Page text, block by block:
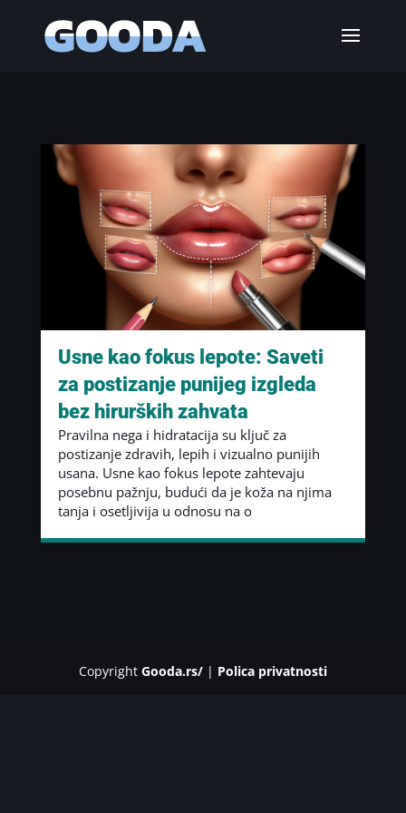
Usne kao fokus lepote: Saveti
za postizanje punijeg izgleda
bez hirurških zahvata
Pravilna nega i hidratacija su ključ za
postizanje zdravih, lepih i vizualno punijih
usana. Usne kao fokus lepote zahtevaju
posebnu pažnju, budući da je koža na njima
tanja i osetljivija u odnosu na o
Copyright Gooda.rs/| Polica privatnosti